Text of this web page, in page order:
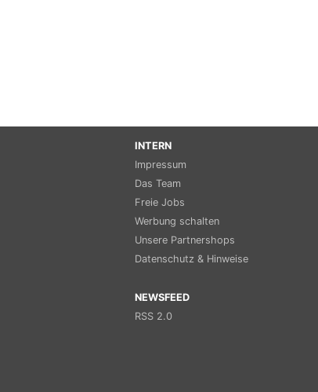
INTERN
Impressum
Das Team
Freie Jobs
Werbung schalten
Unsere Partnershops
Datenschutz & Hinweise
NEWSFEED
RSS 2.0